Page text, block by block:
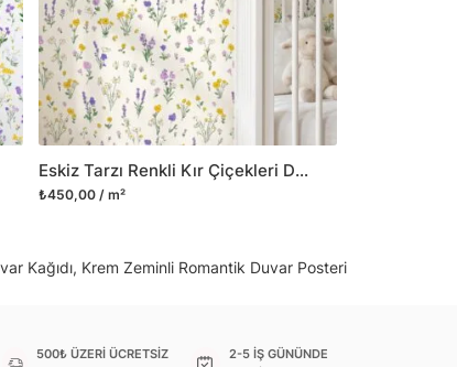
Eskiz Tarzı Renkli Kır Çiçekleri Duvar Kağıdı, Papatya ve Lavanta Desenli Botanik Duvar Posteri
₺450,00 / m²
sınırlı kalmayıp aynı zamanda
ürünlerinin de üretimini
tasarımının önemini biliyor ve evin en
kabul ediyoruz. Bu nedenle ürün
ve trendlere ayak uydurmanın yanı
da öncü rol üstleniyoruz.
olursa bizimle iletişime
Kağıdı, Krem Zeminli Romantik Duvar Posteri
500₺ ÜZERİ ÜCRETSİZ
2-5 İŞ GÜNÜNDE